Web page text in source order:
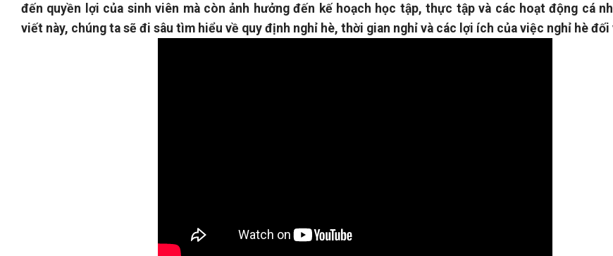
đến quyền lợi của sinh viên mà còn ảnh hưởng đến kế hoạch học tập, thực tập và các hoạt động cá
viết này, chúng ta sẽ đi sâu tìm hiểu về quy định nghỉ hè, thời gian nghỉ và các lợi ích của việc nghỉ hè đối